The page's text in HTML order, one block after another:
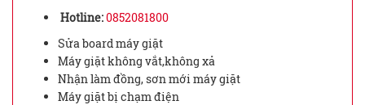
Hotline:0852081800
Sửa board máy giặt
Máy giặt không vắt,không xả
Nhận làm đồng, sơn mới máy giặt
Máy giặt bị chạm điện